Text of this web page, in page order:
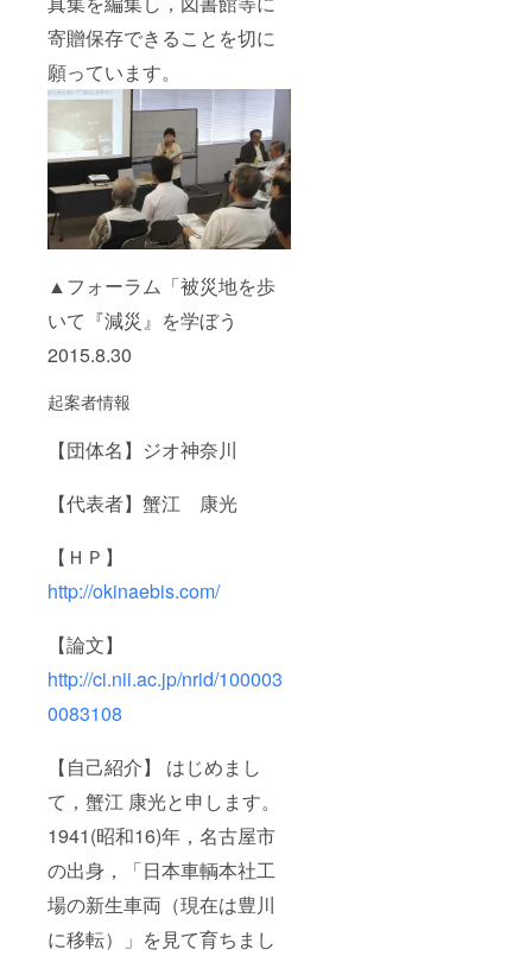
寄贈保存できることを切に
願っています。
▲フォーラム「被災地を歩
いて『減災』を学ぼう
2015.8.30
起案者情報
【団体名】ジオ神奈川
【代表者】蟹江 康光
【ＨＰ】
http://okinaebis.com/
【論文】
http://ci.nii.ac.jp/nrid/100003
0083108
【自己紹介】 はじめまし
て，蟹江 康光と申します。
1941(昭和16)年，名古屋市
の出身，「日本車輌本社工
場の新生車両（現在は豊川
に移転）」を見て育ちまし